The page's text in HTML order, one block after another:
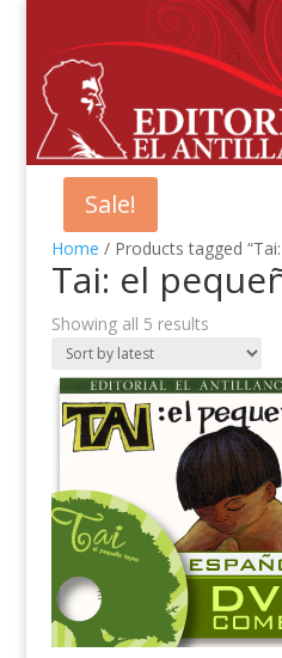
Home / Products tagged
Tai: el
Showing all 5 results
Sale!